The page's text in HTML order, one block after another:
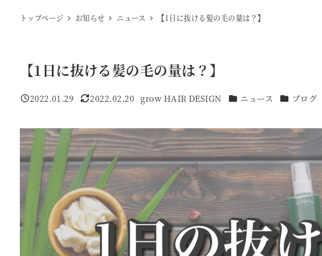
トップページ お知らせ ニュース 【1日に抜ける髪の毛の量は？】
【1日に抜ける髪の毛の量は？】
投稿日
2022.01.29
更新日
2022.02.20
著
grow HAIR DESIGN カテゴリー
ニュース カテゴリー
ブログ